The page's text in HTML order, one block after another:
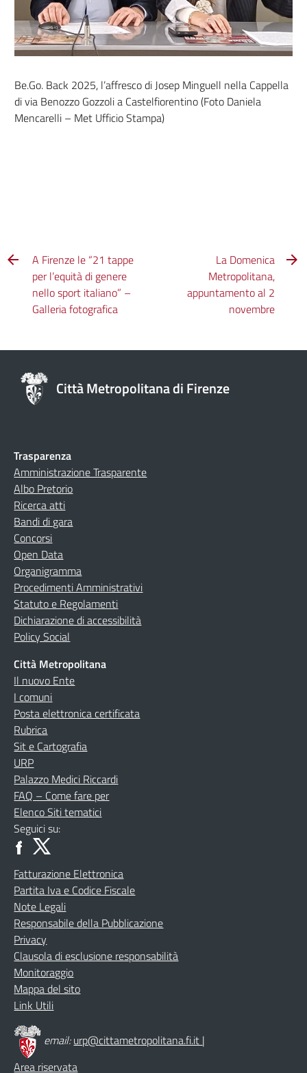
Be.Go. Back 2025, l’affresco di Josep Minguell nella Cappella
di via Benozzo Gozzoli a Castelfiorentino (Foto Daniela
Mencarelli – Met Ufficio Stampa)
A Firenze le “21 tappe
per l’equità di genere
nello sport italiano” –
Galleria fotografica
La Domenica
Metropolitana,
appuntamento al 2
novembre
Città Metropolitana di Firenze
Trasparenza
Amministrazione Trasparente
Albo Pretorio
Ricerca atti
Bandi di gara
Concorsi
Open Data
Organigramma
Procedimenti Amministrativi
Statuto e Regolamenti
Dichiarazione di accessibilità
Policy Social
Città Metropolitana
Il nuovo Ente
I comuni
Posta elettronica certificata
Rubrica
Sit e Cartografia
URP
Palazzo Medici Riccardi
FAQ – Come fare per
Elenco Siti tematici
Seguici su:
Fatturazione Elettronica
Partita Iva e Codice Fiscale
Note Legali
Responsabile della Pubblicazione
Privacy
Clausola di esclusione responsabilità
Monitoraggio
Mappa del sito
Link Utili
email:urp@cittametropolitana.fi.it |
Area riservata